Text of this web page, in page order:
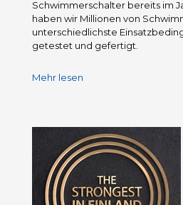
Schwimmerschalter bereits im
haben wir Millionen von
unterschiedlichste
getestet und gefertigt.
Mehr lesen